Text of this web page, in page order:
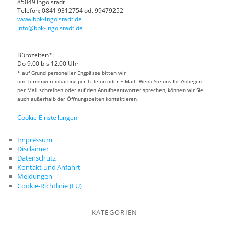
Telefon: 0841 9312754 od. 99479252
www.bbk-ingolstadt.de
info@bbk-ingolstadt.de
——————————
Bürozeiten*:
Do 9.00 bis 12.00 Uhr
* auf Grund personeller Engpässe bitten wir
um Terminvereinbarung per Telefon oder E-Mail. Wenn Sie uns Ihr Anliegen
per Mail schreiben oder auf den Anrufbeantworter sprechen, können wir Sie
auch außerhalb der Öffnungszeiten kontaktieren.
Cookie-Einstellungen
Impressum
Disclaimer
Datenschutz
Kontakt und Anfahrt
Meldungen
Cookie-Richtlinie (EU)
KATEGORIEN